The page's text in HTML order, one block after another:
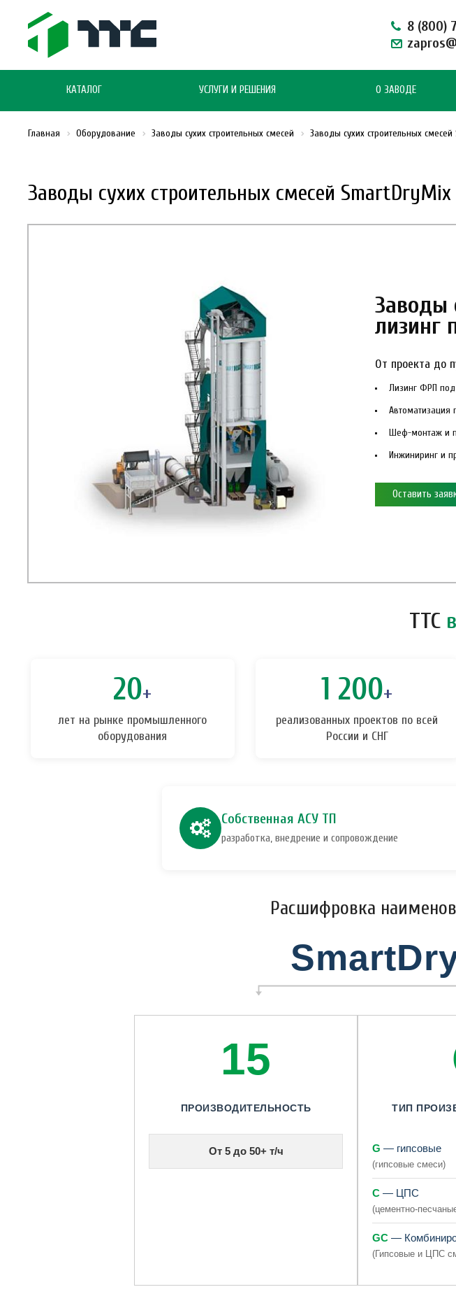
8 (800)
КАТАЛОГ УСЛУГИ И РЕШЕНИЯ О ЗАВОДЕ
Заводы сухих строительных смесей
Главная Оборудование Заводы сухих строительных смесей Заводы сухих строительных
Заводы
лизинг
От проекта до
Лизинг ФРП
Автоматизация
Шеф-монтаж и
Инжиниринг и
Оставить
ТТС
20+
лет на рынке промышленного
оборудования
1 200+
реализованных проектов по всей
России и СНГ
Собственная АСУ ТП
разработка, внедрение и сопровождение
Расшифровка
15
ПРОИЗВОДИТЕЛЬНОСТЬ
От 5 до 50+ т/ч
ТИП
G — гипсовые
(гипсовые смеси)
C — ЦПС
(цементно-
GC —
(Гипсовые и ЦПС